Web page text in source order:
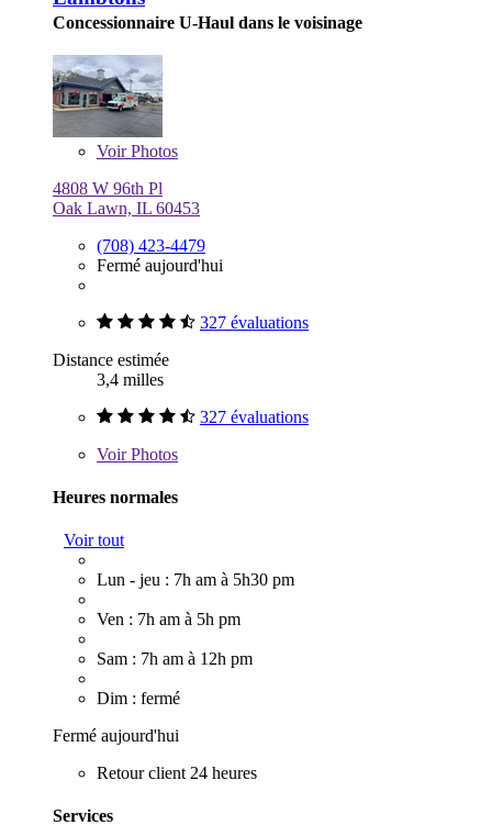
Concessionnaire U-Haul dans le voisinage
VoirPhotos
4808 W 96th Pl
Oak Lawn, IL 60453
(708) 423-4479
Fermé aujourd'hui
327 évaluations
Distance estimée
3,4 milles
327 évaluations
VoirPhotos
Heures normales
Voir tout
Lun - jeu : 7h am à 5h30 pm
Ven : 7h am à 5h pm
Sam : 7h am à 12h pm
Dim : fermé
Fermé aujourd'hui
Retour client 24 heures
Services